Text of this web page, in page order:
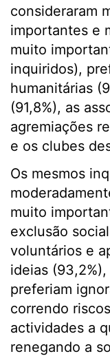
consideraram
importantes e
muito
inquiridos),
humanitárias
(91,8%), as
agremiações
e os clubes
Os mesmos
muito
exclusão
voluntários e
ideias
preferiam
correndo
actividades a
renegando a